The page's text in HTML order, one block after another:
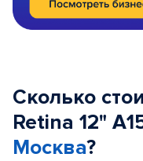
Сколько
Retina 12"
Москва?